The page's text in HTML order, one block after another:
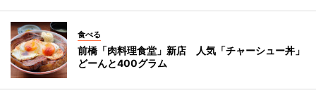
食べる
前橋「肉料理食堂」新店 人気「チャーシュー丼」
どーんと400グラム